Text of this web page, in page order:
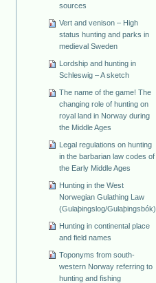
sources
Vert and venison – High
status hunting and parks in
medieval Sweden
Lordship and hunting in
Schleswig – A sketch
The name of the game! The
changing role of hunting on
royal land in Norway during
the Middle Ages
Legal regulations on hunting
in the barbarian law codes of
the Early Middle Ages
Hunting in the West
Norwegian Gulathing Law
(Gulaþingslog/Gulaþingsbók)
Hunting in continental place
and field names
Toponyms from south-
western Norway referring to
hunting and fishing